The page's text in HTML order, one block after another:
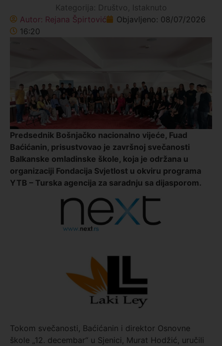
Kategorija: Društvo
Istaknuto
Autor: Rejana Špirtović Objavljeno: 08/07/2026
16:20
Predsednik Bošnjačko nacionalno vijeće, Fuad
Baćićanin, prisustvovao je završnoj svečanosti
Balkanske omladinske škole, koja je održana u
organizaciji Fondacija Svjetlost u okviru programa
YTB – Turska agencija za saradnju sa dijasporom.
Tokom svečanosti, Baćićanin i direktor Osnovne
škole „12. decembar“ u Sjenici, Murat Hodžić, uručili